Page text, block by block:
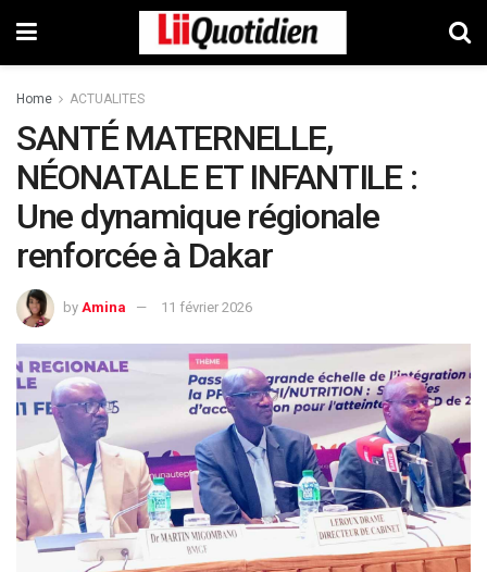
Home ACTUALITES
SANTÉ MATERNELLE,
NÉONATALE ET INFANTILE :
Une dynamique régionale
renforcée à Dakar
by Amina 11 février 2026